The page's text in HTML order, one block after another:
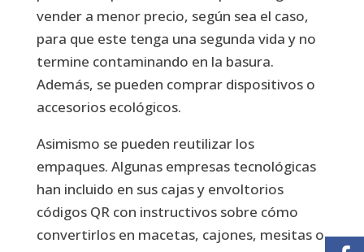
vender a menor precio, según sea el caso,
para que este tenga una segunda vida y no
termine contaminando en la basura.
Además, se pueden comprar dispositivos o
accesorios ecológicos.
Asimismo se pueden reutilizar los
empaques. Algunas empresas tecnológicas
han incluido en sus cajas y envoltorios
códigos QR con instructivos sobre cómo
convertirlos en macetas, cajones, mesitas o